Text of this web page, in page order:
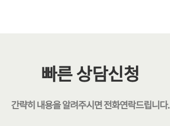
빠른 상담신청
간략히 내용을 알려주시면전화연락드립니다.